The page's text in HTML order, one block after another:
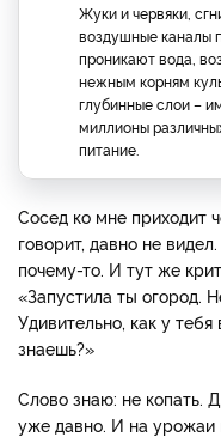
Жуки и червяки,
воздушные каналы
проникают вода,
нежным корням
глубинные слои –
миллионы
питание.
Сосед ко мне приходит
говорит, давно не
почему-то. И тут же
«Запустила ты огород.
Удивительно, как у
знаешь?»
Слово знаю: не копать.
уже давно. И на урожаи